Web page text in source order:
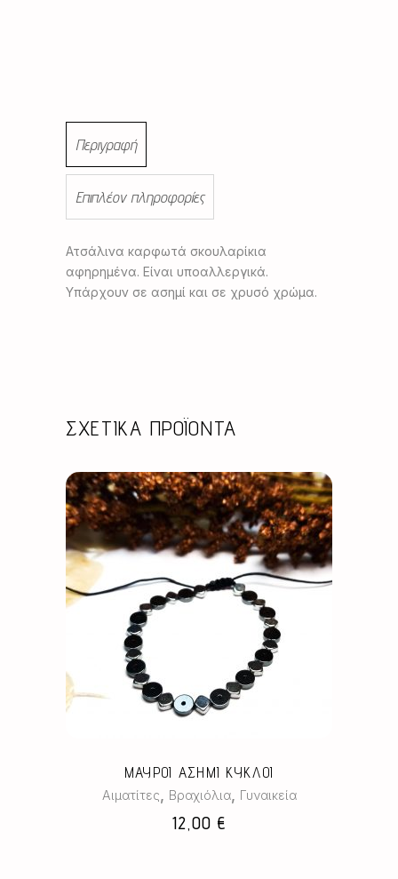
Περιγραφή
Επιπλέον πληροφορίες
Ατσάλινα καρφωτά σκουλαρίκια
αφηρημένα. Είναι υποαλλεργικά.
Υπάρχουν σε ασημί και σε χρυσό χρώμα.
ΣΧΕΤΙΚΆ ΠΡΟΪΌΝΤΑ
ΜΑΥΡΟΙ ΑΣΗΜΙ ΚΥΚΛΟΙ
Αιματίτες, Βραχιόλια, Γυναικεία
12,00 €